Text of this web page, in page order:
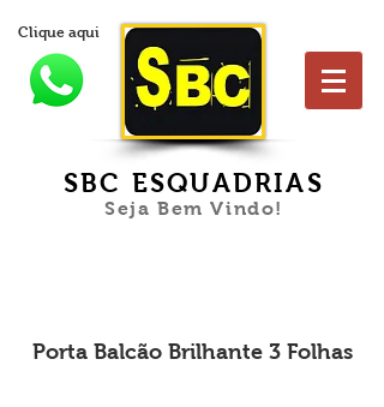
SBC ESQUADRIAS
Seja Bem Vindo!
Clique aqui
Porta Balcão Brilhante 3 Folhas